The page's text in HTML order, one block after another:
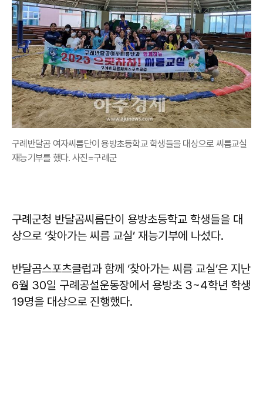
구례반달곰 여자씨름단이 용방초등학교 학생들을 대상으로 씨름교실
재능기부를 했다. 사진=구례군
구례군청 반달곰씨름단이 용방초등학교 학생들을 대
상으로 ‘찾아가는 씨름 교실’ 재능기부에 나섰다.
반달곰스포츠클럽과 함께 ‘찾아가는 씨름 교실’은 지난
6월 30일 구례공설운동장에서 용방초 3~4학년 학생
19명을 대상으로 진행했다.